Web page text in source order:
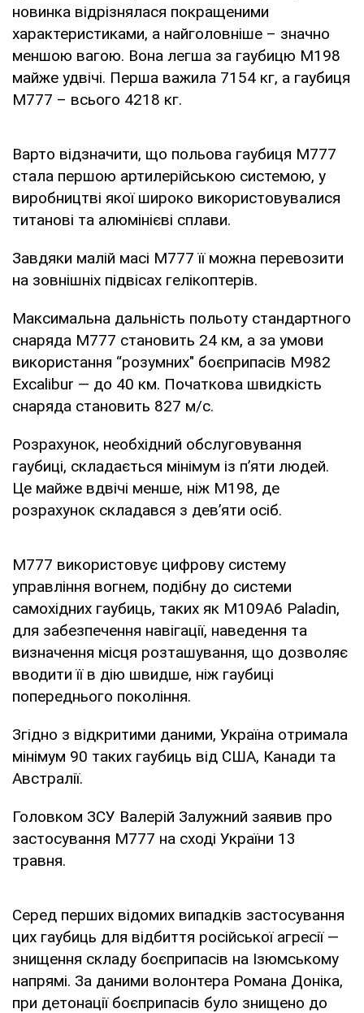
новинка відрізнялася покращеними
характеристиками, а найголовніше – значно
меншою вагою. Вона легша за гаубицю М198
майже удвічі. Перша важила 7154 кг, а гаубиця
М777 – всього 4218 кг.
Варто відзначити, що польова гаубиця М777
стала першою артилерійською системою, у
виробництві якої широко використовувалися
титанові та алюмінієві сплави.
Завдяки малій масі M777 її можна перевозити
на зовнішніх підвісах гелікоптерів.
Максимальна дальність польоту стандартного
снаряда M777 становить 24 км, а за умови
використання “розумних" боєприпасів M982
Excalibur — до 40 км. Початкова швидкість
снаряда становить 827 м/с.
Розрахунок, необхідний обслуговування
гаубиці, складається мінімум із п’яти людей.
Це майже вдвічі менше, ніж M198, де
розрахунок складався з дев’яти осіб.
М777 використовує цифрову систему
управління вогнем, подібну до системи
самохідних гаубиць, таких як M109A6 Paladin,
для забезпечення навігації, наведення та
визначення місця розташування, що дозволяє
вводити її в дію швидше, ніж гаубиці
попереднього покоління.
Згідно з відкритими даними, Україна отримала
мінімум 90 таких гаубиць від США, Канади та
Австралії.
Головком ЗСУ Валерій Залужний заявив про
застосування М777 на сході України 13
травня.
Серед перших відомих випадків застосування
цих гаубиць для відбиття російської агресії —
знищення складу боєприпасів на Ізюмському
напрямі. За даними волонтера Романа Доніка,
при детонації боєприпасів було знищено до